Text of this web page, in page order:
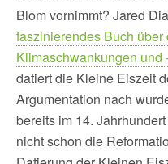
Blom vornimmt? Jared
faszinierendes Buch
Klimaschwankungen und
datiert die Kleine Eiszeit
Argumentation nach
bereits im 14.
nicht schon die